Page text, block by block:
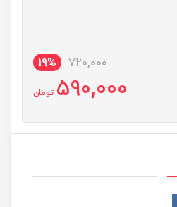
720,000
19%
590,000 تومان